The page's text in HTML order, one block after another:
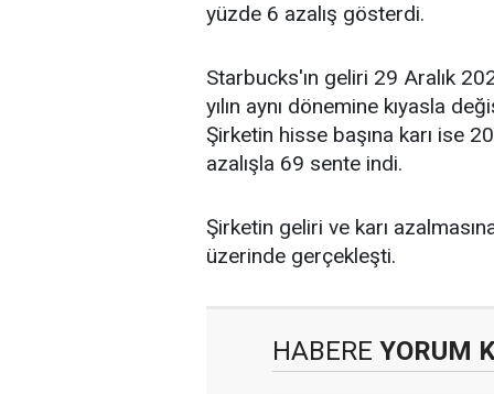
yüzde 6 azalış gösterdi.
Starbucks'ın geliri 29 Aralık
yılın aynı dönemine kıyasla
Şirketin hisse başına karı ise
azalışla 69 sente indi.
Şirketin geliri ve karı
üzerinde gerçekleşti.
HABERE YORUM